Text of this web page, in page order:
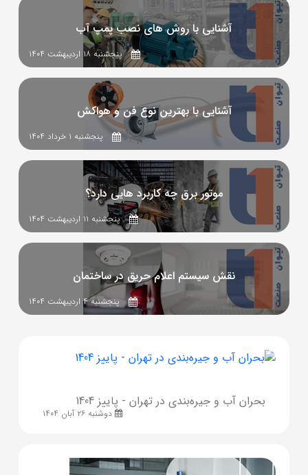
آشنایی با روش های نصب پمپ آب
پنجشنبه ۱۸ اردیبهشت ۱۴۰۴
آشنایی با بهترین نوع فن و هواکش
پنجشنبه ۱ خرداد ۱۴۰۴
موتور برق چه کاربرد هایی دارد؟
پنجشنبه ۱۱ اردیبهشت ۱۴۰۴
نقش سیستم اعلام حریق در ساختمان
پنجشنبه ۴ اردیبهشت ۱۴۰۴
بحران آب و جیره‌بندی در تهران - پاییز 1404
دوشنبه ۲۶ آبان ۱۴۰۴